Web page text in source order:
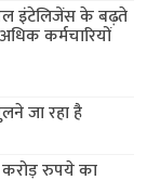
इंटेलिजेंस के बढ़ते
कर्मचारियों
जा रहा है
करोड़ रुपये का